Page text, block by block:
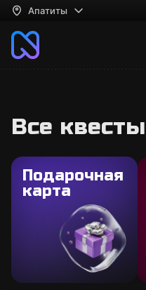
Апатиты
Все
Подарочная
карта